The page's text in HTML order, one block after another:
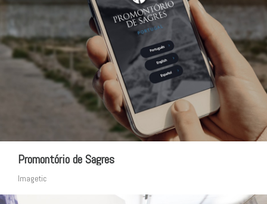
Promontório de Sagres
Imagetic